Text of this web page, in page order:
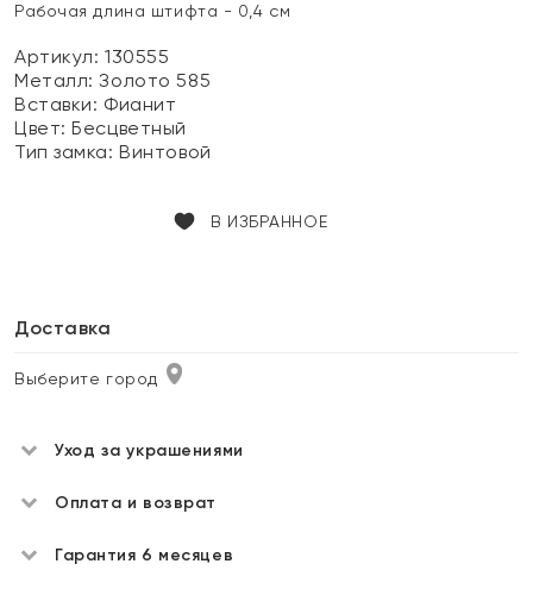
Рабочая длина штифта - 0,4 см
Артикул: 130555
Металл:Золото 585
Вставки: Фианит
Цвет:Бесцветный
Тип замка:Винтовой
В ИЗБРАННОЕ
Доставка
Выберите город
Уход за украшениями
Оплата и возврат
Гарантия 6 месяцев